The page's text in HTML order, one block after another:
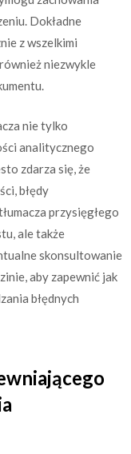
Dokładne
z wszelkimi
niezwykle
nie tylko
analitycznego
zdarza się, że
błędy
przysięgłego
ale także
skonsultowanie
aby zapewnić jak
błędnych